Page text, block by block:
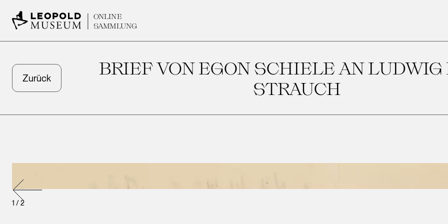
ONLINE
SAMMLUNG
Zurück
BRIEF VON EGON SCHIELE AN LUDWIG
STRAUCH
1 /2